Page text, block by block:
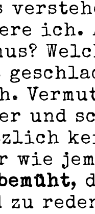
ich.
und
wie
,
zu